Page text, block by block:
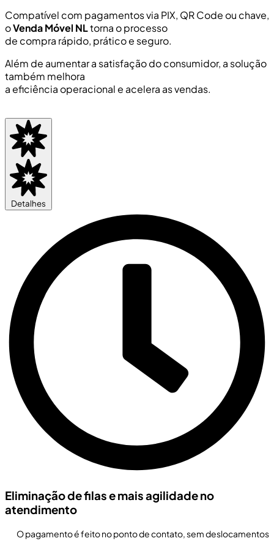
Compatível com pagamentos via PIX, QR Code ou chave,
oVenda Móvel NLtorna o processo
de compra rápido, prático e seguro.
Além de aumentar a satisfação do consumidor, a solução
também melhora
a eficiência operacional e acelera as vendas.
Detalhes
Eliminação de filas e mais agilidade no
atendimento
O pagamento é feito no ponto de contato, sem deslocamentos